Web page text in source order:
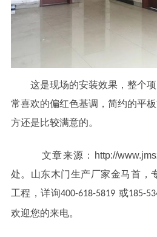
这是现场的安装效果，整个项
常喜欢的偏红色基调，简约的平
方还是比较满意的。
文章来源：http://
处。山东木门生产厂家金马首，
工程，详询400-618-5819 或185-
欢迎您的来电。